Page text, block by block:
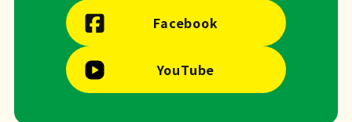
Facebook
YouTube